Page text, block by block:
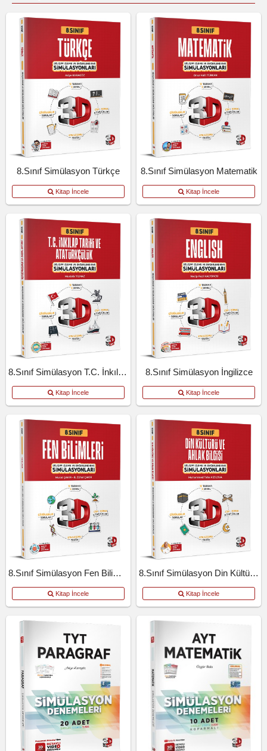
8.Sınıf Simülasyon Türkçe
Kitap İncele
8.Sınıf Simülasyon Matematik
Kitap İncele
8.Sınıf Simülasyon T.C. İnkılap Tarihi Ve Atatürkçülük
Kitap İncele
8.Sınıf Simülasyon İngilizce
Kitap İncele
8.Sınıf Simülasyon Fen Bilimleri
Kitap İncele
8.Sınıf Simülasyon Din Kültürü Ve Ahlak Bilgisi
Kitap İncele